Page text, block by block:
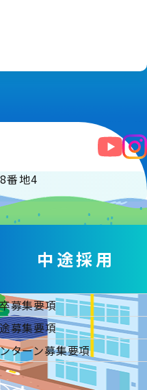
番地4
中途採用
募集要項
募集要項
ターン募集要項